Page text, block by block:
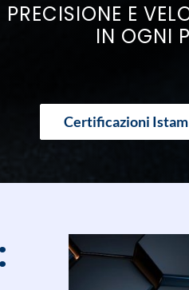
PRECISIONE E
IN OGNI
Certificazioni Istam